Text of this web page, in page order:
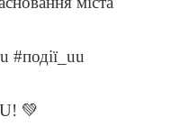
#події_uu
💚